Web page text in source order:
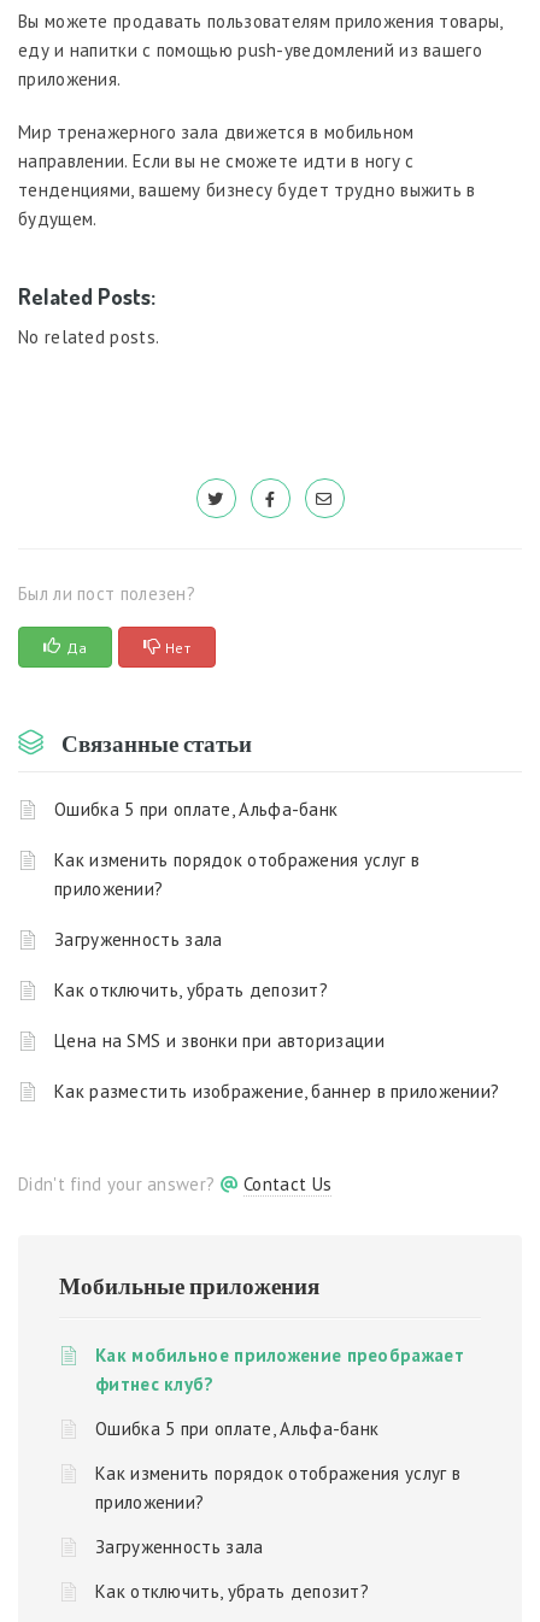
Вы можете продавать пользователям приложения товары,
еду и напитки с помощью push-уведомлений из вашего
приложения.
Мир тренажерного зала движется в мобильном
направлении. Если вы не сможете идти в ногу с
тенденциями, вашему бизнесу будет трудно выжить в
будущем.
Related Posts:
No related posts.
Был ли пост полезен?
Да Нет
Связанные статьи
Ошибка 5 при оплате, Альфа-банк
Как изменить порядок отображения услуг в
приложении?
Загруженность зала
Как отключить, убрать депозит?
Цена на SMS и звонки при авторизации
Как разместить изображение, баннер в приложении?
Didn't find your answer? Contact Us
Мобильные приложения
Как мобильное приложение преображает
фитнес клуб?
Ошибка 5 при оплате, Альфа-банк
Как изменить порядок отображения услуг в
приложении?
Загруженность зала
Как отключить, убрать депозит?